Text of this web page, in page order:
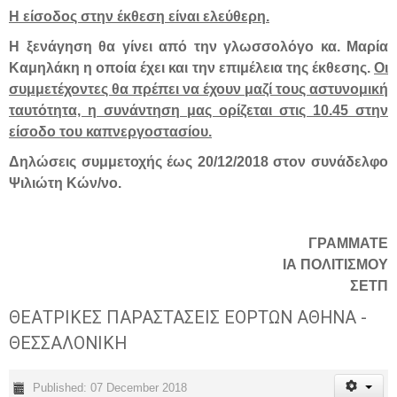
Η είσοδος στην έκθεση είναι ελεύθερη.
Η ξενάγηση θα γίνει από την γλωσσολόγο κα. Μαρία
Καμηλάκη η οποία έχει και την επιμέλεια της έκθεσης. Οι
συμμετέχοντες θα πρέπει να έχουν μαζί τους αστυνομική
ταυτότητα, η συνάντηση μας ορίζεται στις 10.45 στην
είσοδο του καπνεργοστασίου.
Δηλώσεις συμμετοχής έως 20/12/2018 στον συνάδελφο
Ψιλιώτη Κών/νο.
ΓΡΑΜΜΑΤΕ
ΙΑ ΠΟΛΙΤΙΣΜΟΥ
ΣΕΤΠ
ΘΕΑΤΡΙΚΕΣ ΠΑΡΑΣΤΑΣΕΙΣ ΕΟΡΤΩΝ ΑΘΗΝΑ -
ΘΕΣΣΑΛΟΝΙΚΗ
Published: 07 December 2018